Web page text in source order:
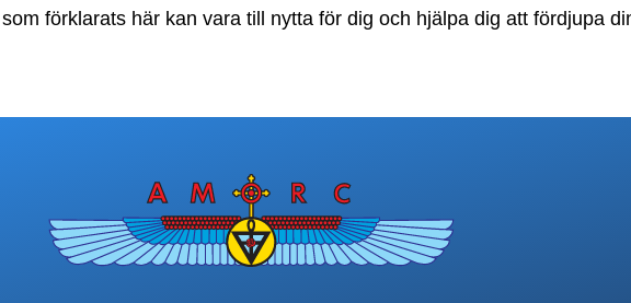
förklarats här kan vara till nytta för dig och hjälpa dig att fördjupa